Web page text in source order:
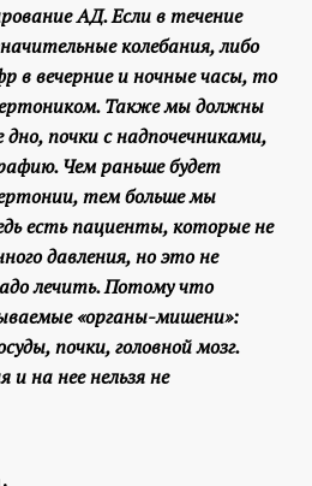
АД. Если в течение
колебания, либо
в вечерние и ночные часы, то
Также мы должны
дно, почки с надпочечниками,
Чем раньше будет
тем больше мы
есть пациенты, которые не
давления, но это не
лечить. Потому что
«органы-мишени»:
почки, головной мозг.
и на нее нельзя не